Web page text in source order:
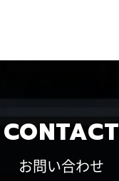
CONTACT
お問い合わせ